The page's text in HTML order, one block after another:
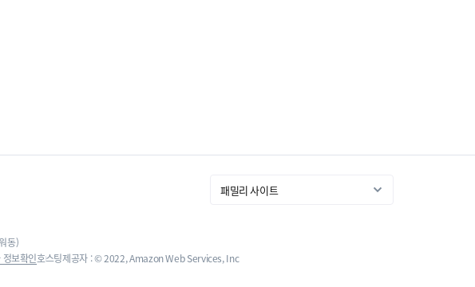
동)
정보확인호스팅제공자 : © 2022, Amazon Web Services, Inc